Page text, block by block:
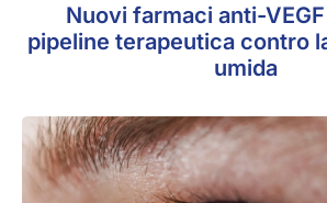
Nuovi farmaci anti-
pipeline terapeutica contro
umida